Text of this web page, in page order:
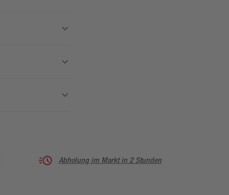
Abholung im Markt in 2 Stunden